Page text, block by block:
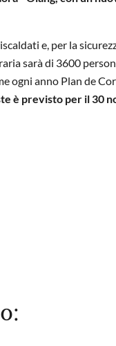
e, per la
sarà di 3600
anno Plan de
è previsto per il 30